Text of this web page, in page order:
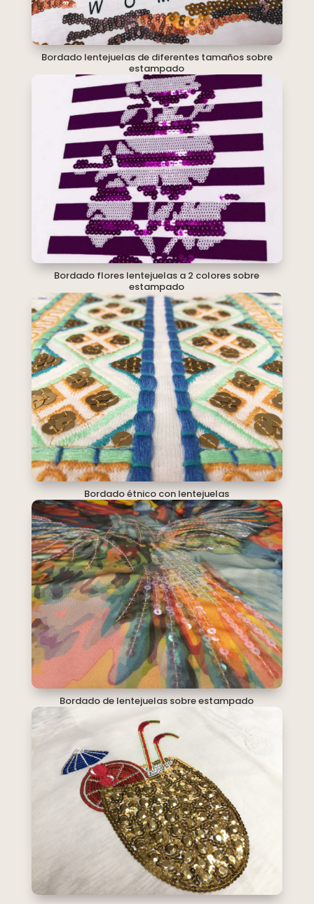
Bordado lentejuelas de diferentes tamaños sobre
estampado
Bordado flores lentejuelas a 2 colores sobre
estampado
Bordado étnico con lentejuelas
Bordado de lentejuelas sobre estampado